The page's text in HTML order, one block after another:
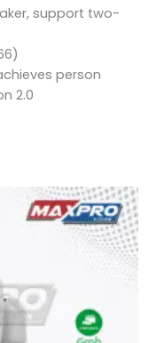
support two-
person
2.0